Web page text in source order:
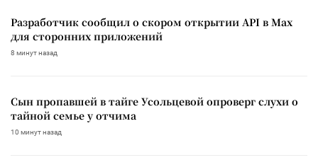
Разработчик сообщил о скором открытии API в Max
для сторонних приложений
8 минут назад
Сын пропавшей в тайге Усольцевой опроверг слухи о
тайной семье у отчима
10 минут назад